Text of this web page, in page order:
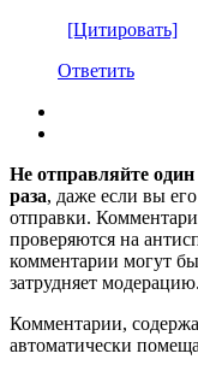
[Цитировать]
Ответить
Не отправляйте
раза, даже если вы
отправки.
проверяются на
комментарии могут
затрудняет модерацию.
Комментарии,
автоматически